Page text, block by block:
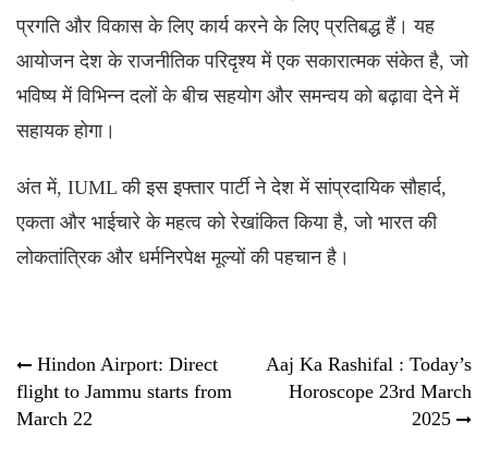
प्रगति और विकास के लिए कार्य करने के लिए प्रतिबद्ध हैं। यह
आयोजन देश के राजनीतिक परिदृश्य में एक सकारात्मक संकेत है, जो
भविष्य में विभिन्न दलों के बीच सहयोग और समन्वय को बढ़ावा देने में
सहायक होगा।
अंत में, IUML की इस इफ्तार पार्टी ने देश में सांप्रदायिक सौहार्द,
एकता और भाईचारे के महत्व को रेखांकित किया है, जो भारत की
लोकतांत्रिक और धर्मनिरपेक्ष मूल्यों की पहचान है।
Post
navigation
Hindon Airport: Direct
flight to Jammu starts from
March 22
Aaj Ka Rashifal : Today’s
Horoscope 23rd March
2025